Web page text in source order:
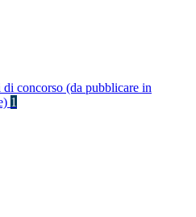
di concorso (da pubblicare in
1